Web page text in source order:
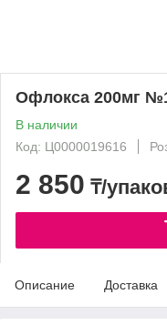
Офлокса 200мг
В наличии
Код: Ц0000019616
2 850 ₸/
Описание Доставка